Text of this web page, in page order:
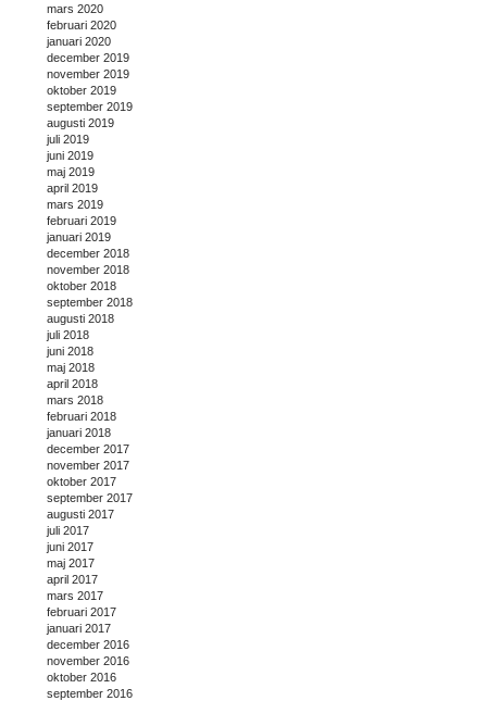
mars 2020
februari 2020
januari 2020
december 2019
november 2019
oktober 2019
september 2019
augusti 2019
juli 2019
juni 2019
maj 2019
april 2019
mars 2019
februari 2019
januari 2019
december 2018
november 2018
oktober 2018
september 2018
augusti 2018
juli 2018
juni 2018
maj 2018
april 2018
mars 2018
februari 2018
januari 2018
december 2017
november 2017
oktober 2017
september 2017
augusti 2017
juli 2017
juni 2017
maj 2017
april 2017
mars 2017
februari 2017
januari 2017
december 2016
november 2016
oktober 2016
september 2016